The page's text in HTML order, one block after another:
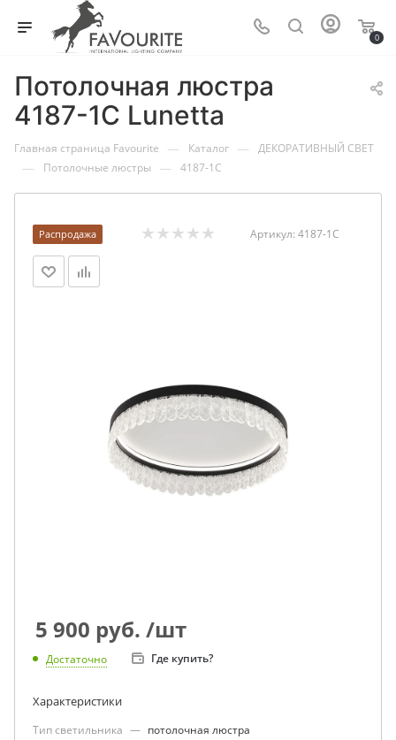
0
Потолочная люстра
4187-1C Lunetta
Главная страница Favourite — Каталог — ДЕКОРАТИВНЫЙ СВЕТ
— Потолочные люстры — 4187-1C
Распродажа Артикул: 4187-1C
5 900 руб. /шт
Достаточно Где купить?
Характеристики
Тип светильника — потолочная люстра